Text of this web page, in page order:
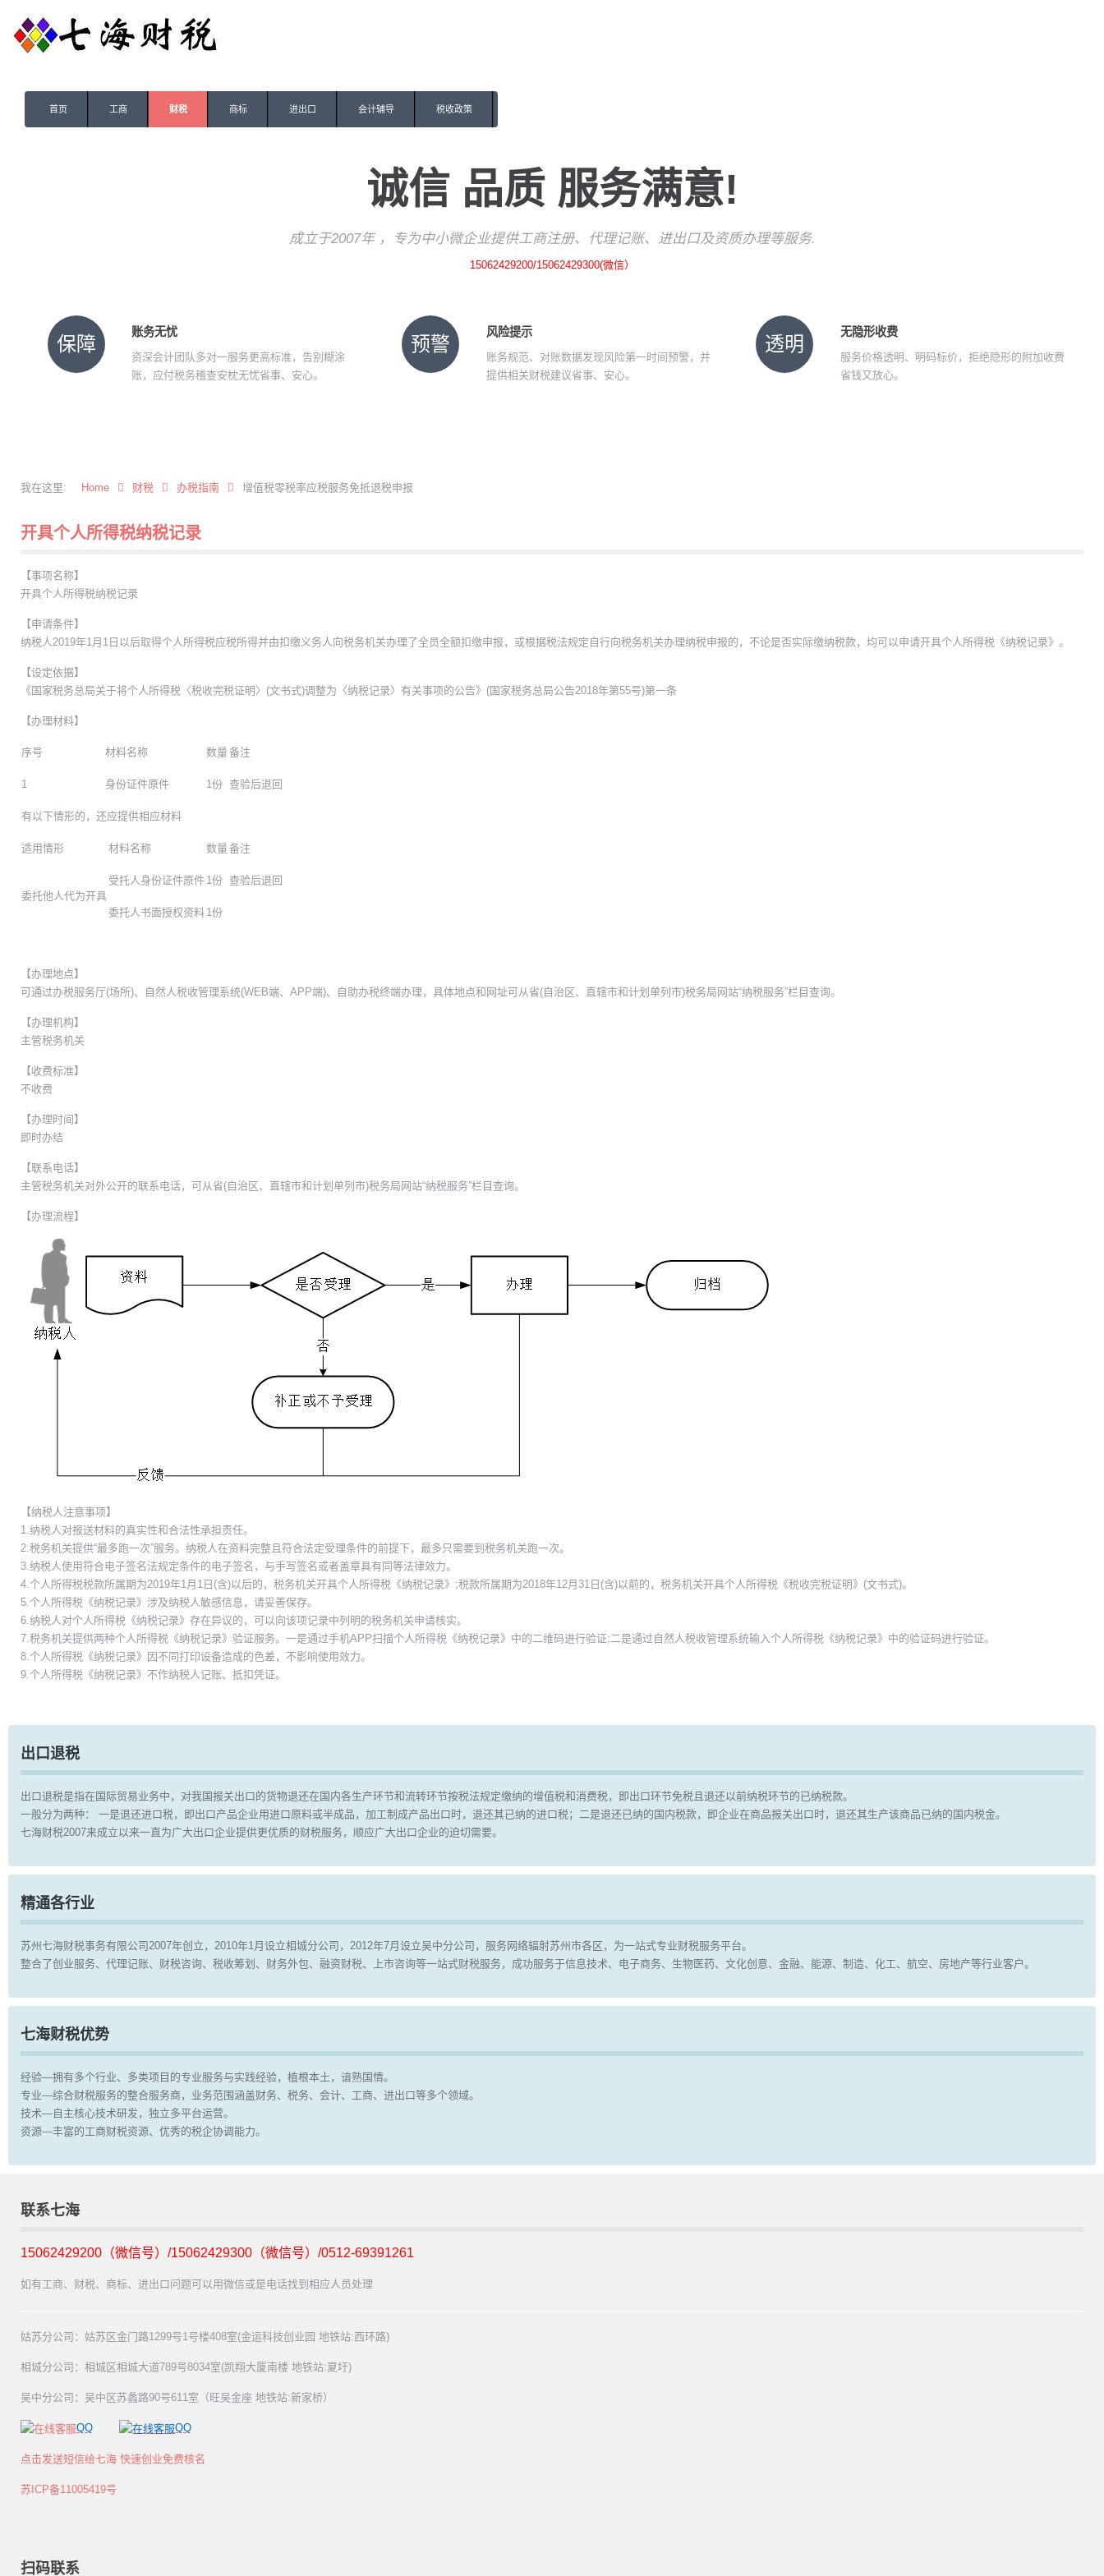
首页 工商 财税 商标 进出口 会计辅导 税收政策
诚信 品质 服务满意!
成立于2007年 ，专为中小微企业提供工商注册、代理记账、进出口及资质办理等服务.
15062429200/15062429300(微信）
保障
账务无忧
资深会计团队多对一服务更高标准，告别糊涂
账，应付税务稽查安枕无忧省事、安心。
预警
风险提示
账务规范、对账数据发现风险第一时间预警，并
提供相关财税建议省事、安心。
透明
无隐形收费
服务价格透明、明码标价，拒绝隐形的附加收费
省钱又放心。
我在这里: Home 财税 办税指南 增值税零税率应税服务免抵退税申报
开具个人所得税纳税记录
【事项名称】
开具个人所得税纳税记录
【申请条件】
纳税人2019年1月1日以后取得个人所得税应税所得并由扣缴义务人向税务机关办理了全员全额扣缴申报，或根据税法规定自行向税务机关办理纳税申报的，不论是否实际缴纳税款，均可以申请开具个人所得税《纳税记录》。
【设定依据】
《国家税务总局关于将个人所得税〈税收完税证明〉(文书式)调整为〈纳税记录〉有关事项的公告》(国家税务总局公告2018年第55号)第一条
【办理材料】
序号 材料名称 数量 备注
1 身份证件原件 1份 查验后退回
有以下情形的，还应提供相应材料
适用情形 材料名称 数量 备注
委托他人代为开具
受托人身份证件原件 1份 查验后退回
委托人书面授权资料 1份
【办理地点】
可通过办税服务厅(场所)、自然人税收管理系统(WEB端、APP端)、自助办税终端办理，具体地点和网址可从省(自治区、直辖市和计划单列市)税务局网站“纳税服务”栏目查询。
【办理机构】
主管税务机关
【收费标准】
不收费
【办理时间】
即时办结
【联系电话】
主管税务机关对外公开的联系电话，可从省(自治区、直辖市和计划单列市)税务局网站“纳税服务”栏目查询。
【办理流程】
【纳税人注意事项】
1.纳税人对报送材料的真实性和合法性承担责任。
2.税务机关提供“最多跑一次”服务。纳税人在资料完整且符合法定受理条件的前提下，最多只需要到税务机关跑一次。
3.纳税人使用符合电子签名法规定条件的电子签名，与手写签名或者盖章具有同等法律效力。
4.个人所得税税款所属期为2019年1月1日(含)以后的，税务机关开具个人所得税《纳税记录》;税款所属期为2018年12月31日(含)以前的，税务机关开具个人所得税《税收完税证明》(文书式)。
5.个人所得税《纳税记录》涉及纳税人敏感信息，请妥善保存。
6.纳税人对个人所得税《纳税记录》存在异议的，可以向该项记录中列明的税务机关申请核实。
7.税务机关提供两种个人所得税《纳税记录》验证服务。一是通过手机APP扫描个人所得税《纳税记录》中的二维码进行验证;二是通过自然人税收管理系统输入个人所得税《纳税记录》中的验证码进行验证。
8.个人所得税《纳税记录》因不同打印设备造成的色差，不影响使用效力。
9.个人所得税《纳税记录》不作纳税人记账、抵扣凭证。
出口退税
出口退税是指在国际贸易业务中，对我国报关出口的货物退还在国内各生产环节和流转环节按税法规定缴纳的增值税和消费税，即出口环节免税且退还以前纳税环节的已纳税款。
一般分为两种： 一是退还进口税，即出口产品企业用进口原料或半成品，加工制成产品出口时，退还其已纳的进口税；二是退还已纳的国内税款，即企业在商品报关出口时，退还其生产该商品已纳的国内税金。
七海财税2007来成立以来一直为广大出口企业提供更优质的财税服务，顺应广大出口企业的迫切需要。
精通各行业
苏州七海财税事务有限公司2007年创立，2010年1月设立相城分公司，2012年7月设立吴中分公司，服务网络辐射苏州市各区，为一站式专业财税服务平台。
整合了创业服务、代理记账、财税咨询、税收筹划、财务外包、融资财税、上市咨询等一站式财税服务，成功服务于信息技术、电子商务、生物医药、文化创意、金融、能源、制造、化工、航空、房地产等行业客户。
七海财税优势
经验—拥有多个行业、多类项目的专业服务与实践经验，植根本土，谙熟国情。
专业—综合财税服务的整合服务商，业务范围涵盖财务、税务、会计、工商、进出口等多个领域。
技术—自主核心技术研发，独立多平台运营。
资源—丰富的工商财税资源、优秀的税企协调能力。
联系七海
15062429200（微信号）/15062429300（微信号）/0512-69391261
如有工商、财税、商标、进出口问题可以用微信或是电话找到相应人员处理
姑苏分公司：姑苏区金门路1299号1号楼408室(金运科技创业园 地铁站:西环路)
相城分公司：相城区相城大道789号8034室(凯翔大厦南楼 地铁站:夏圩)
吴中分公司：吴中区苏蠡路90号611室（旺吴金座 地铁站:新家桥）
QQ QQ
点击发送短信给七海 快速创业免费核名
苏ICP备11005419号
扫码联系